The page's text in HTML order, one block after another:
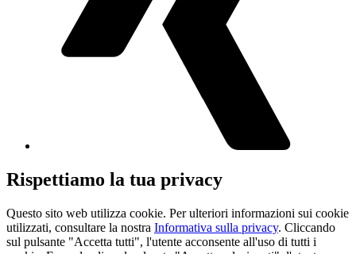
Rispettiamo la tua privacy
Questo sito web utilizza cookie. Per ulteriori informazioni sui cookie
utilizzati, consultare la nostra Informativa sulla privacy. Cliccando
sul pulsante "Accetta tutti", l'utente acconsente all'uso di tutti i